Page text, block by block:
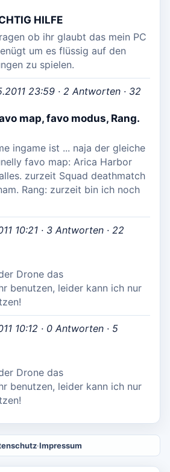
HILFE
ob ihr glaubt das mein PC
um es flüssig auf den
zu spielen.
23:59 · 2 Antworten · 32
map, favo modus, Rang.
ingame ist ... naja der gleiche
favo map: Arica Harbor
zurzeit Squad deathmatch
Rang: zurzeit bin ich noch
10:21 · 3 Antworten · 22
Drone das
benutzen, leider kann ich nur
10:12 · 0 Antworten · 5
Drone das
benutzen, leider kann ich nur
·Impressum